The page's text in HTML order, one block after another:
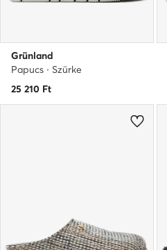
Grünland
Papucs · Szürke
25 210 Ft